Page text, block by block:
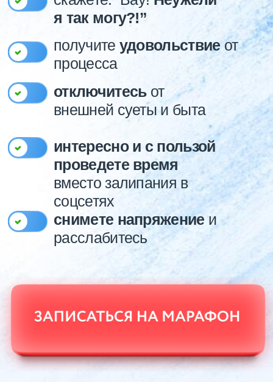
старший педагог школы. Художник-
универсал с опытом более 12 лет.
Особая черта Марии — способность объяснять
сложное простым языком. Наши ученики
особенно ценят её за внимательный и чуткий
подход, а также за понятные и подробные
объяснения. Учиться рисовать с ней — одно
удовольствие!
углубленным изучением изобразительного
искусства и РГУ им. А. Н. Косыгина,
Член Национального Союза Пастелистов